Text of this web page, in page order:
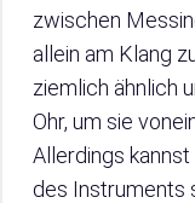
zwischen
allein am Klang
ziemlich ähnlich
Ohr, um sie
Allerdings
des Instruments